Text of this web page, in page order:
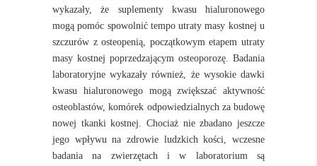
wykazały, że suplementy kwasu hialuronowego
mogą pomóc spowolnić tempo utraty masy kostnej u
szczurów z osteopenią, początkowym etapem utraty
masy kostnej poprzedzającym osteoporozę. Badania
laboratoryjne wykazały również, że wysokie dawki
kwasu hialuronowego mogą zwiększać aktywność
osteoblastów, komórek odpowiedzialnych za budowę
nowej tkanki kostnej. Chociaż nie zbadano jeszcze
jego wpływu na zdrowie ludzkich kości, wczesne
badania na zwierzętach i w laboratorium są